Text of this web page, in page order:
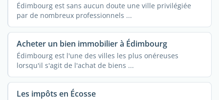
Édimbourg est sans aucun doute une ville privilégiée
par de nombreux professionnels ...
Acheter un bien immobilier à Édimbourg
Édimbourg est l'une des villes les plus onéreuses
lorsqu'il s'agit de l'achat de biens ...
Les impôts en Écosse